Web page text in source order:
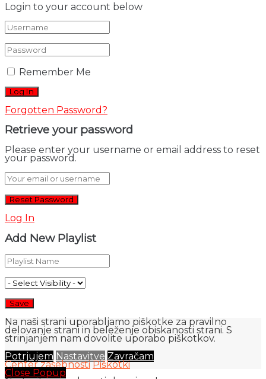
Login to your account below
Remember Me
Forgotten Password?
Retrieve your password
Please enter your username or email address to reset
your password.
Log In
Add New Playlist
Na naši strani uporabljamo piškotke za pravilno
delovanje strani in beleženje obiskanosti strani. S
strinjanjem nam dovolite uporabo piškotkov.
Potrjujem Nastavitve Zavračam
Center zasebnosti Piškotki
Close Popup